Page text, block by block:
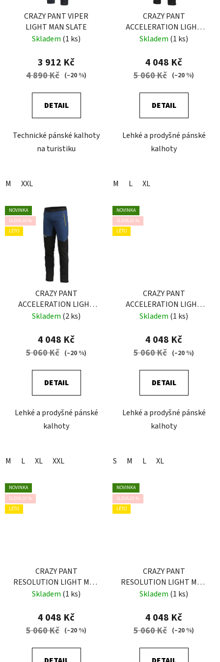
CRAZY PANT VIPER
LIGHT MAN SLATE
Skladem (1 ks)
3 912 Kč
4 890 Kč (–20 %)
DETAIL
Technické pánské kalhoty
na turistiku
M XXL
CRAZY PANT
ACCELERATION LIGHT
MAN SLATE
Skladem (1 ks)
4 048 Kč
5 060 Kč (–20 %)
DETAIL
Lehké a prodyšné pánské
kalhoty
M L XL
NOVINKA
SLEVA 20 %
LÉTO
CRAZY PANT
ACCELERATION LIGHT
MAN SULPHUR
Skladem (2 ks)
4 048 Kč
5 060 Kč (–20 %)
DETAIL
Lehké a prodyšné pánské
kalhoty
M L XL XXL
NOVINKA
SLEVA 20 %
LÉTO
CRAZY PANT
ACCELERATION LIGHT
MAN BLACK
Skladem (1 ks)
4 048 Kč
5 060 Kč (–20 %)
DETAIL
Lehké a prodyšné pánské
kalhoty
S M L XL
NOVINKA
SLEVA 20 %
LÉTO
CRAZY PANT
RESOLUTION LIGHT MAN
SLATE-BLACK
Skladem (1 ks)
4 048 Kč
5 060 Kč (–20 %)
NOVINKA
SLEVA 20 %
LÉTO
CRAZY PANT
RESOLUTION LIGHT MAN
SLATE
Skladem (1 ks)
4 048 Kč
5 060 Kč (–20 %)